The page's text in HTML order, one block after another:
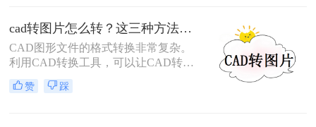
方便地查看和传递。那么cad转图片格
式怎么转呢？本文将介绍几种常用的
CAD转图片格式的方法，帮助你轻松
完成转换。
cad转图片怎么转？这三种方法快速转换！
CAD图形文件的格式转换非常复杂。
利用CAD转换工具，可以让CAD转换
成图画更容易。比如，把CAD转化为
图画，可以使办公更有效率。那么cad
赞 踩